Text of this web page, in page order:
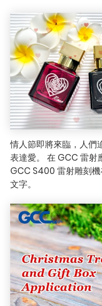
情人節即將來臨，人們
表達愛。 在 GCC 雷射
GCC S400 雷射雕刻
文字。